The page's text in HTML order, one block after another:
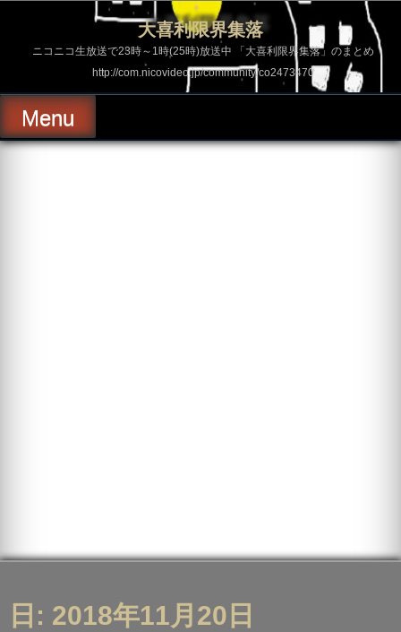
ス
ッ
プ
大喜利限界集落
ニコニコ生放送で23時～1時(25時)放送中 「大喜利限界集落」のまとめ
http://com.nicovideo.jp/community/co2473470
Menu
日: 2018年11月20日